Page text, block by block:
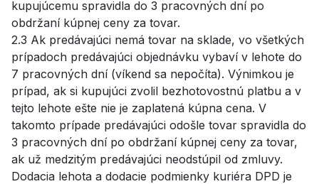
kupujúcemu spravidla do 3 pracovných dní po
obdržaní kúpnej ceny za tovar.
2.3 Ak predávajúci nemá tovar na sklade, vo všetkých
prípadoch predávajúci objednávku vybaví v lehote do
7 pracovných dní (víkend sa nepočíta). Výnimkou je
prípad, ak si kupujúci zvolil bezhotovostnú platbu a v
tejto lehote ešte nie je zaplatená kúpna cena. V
takomto prípade predávajúci odošle tovar spravidla do
3 pracovných dní po obdržaní kúpnej ceny za tovar,
ak už medzitým predávajúci neodstúpil od zmluvy.
Dodacia lehota a dodacie podmienky kuriéra DPD je